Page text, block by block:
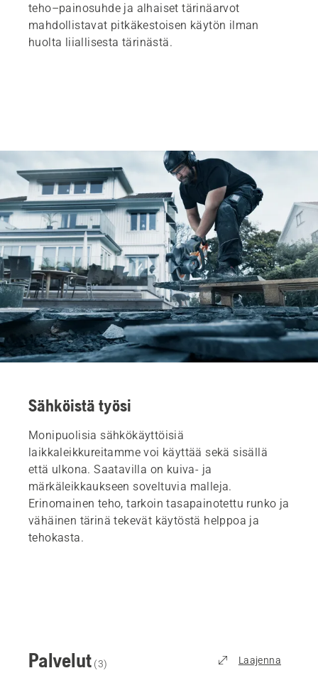
teho–painosuhde ja alhaiset tärinäarvot
mahdollistavat pitkäkestoisen käytön ilman
huolta liiallisesta tärinästä.
Sähköistä työsi
Monipuolisia sähkökäyttöisiä
laikkaleikkureitamme voi käyttää sekä sisällä
että ulkona. Saatavilla on kuiva- ja
märkäleikkaukseen soveltuvia malleja.
Erinomainen teho, tarkoin tasapainotettu runko ja
vähäinen tärinä tekevät käytöstä helppoa ja
tehokasta.
Palvelut (3) Laajenna